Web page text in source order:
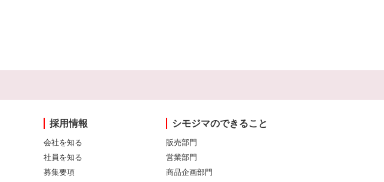
採用情報
会社を知る
社員を知る
募集要項
シモジマのできること
販売部門
営業部門
商品企画部門